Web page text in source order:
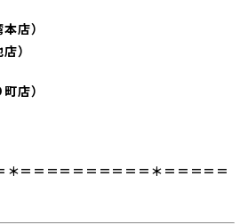
店）
）
店）
＊＝＝＝＝＝＝＝＝＝＝＊＝＝＝＝＝